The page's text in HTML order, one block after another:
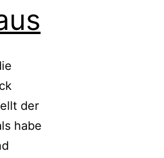
der
habe